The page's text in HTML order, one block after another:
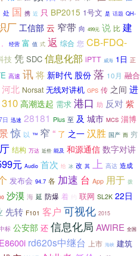
处 国 携 近 只 BP2015 1号文 是 话题 QH-
厂工信部 云 窄带 向 499元 说 比 建
。 经营 富 值 式 返 综合 您 CB-FDQ-
技 凭 SDC 信息化部 iPTT 威海 1日 正
高速 讯将 新时代 股份 落 10月 融合
河北 Norsat 无线对讲机 GPS 传 之间 进
310 高潮迭起 需求 港口 助 反对 紫
日 迅速 28181 Plus 至 及 城市 MCS 淄博
惊 以 ™ 窄 “ 了 之一 汉胜 国产 而 穷
结构 万达 近些 能及 和源通信 数字对讲
元 Audio 首次 给 冰 改 其 上 高达 造成
发布会 94.7 各 加速 台 App 用于 拨
沙漠 海 延 防爆 着 约 联网 SL2K 22日
先转 F101 客户 可视化 2015
标 公安部 还 信息化局 AWIRE 全国
E8600i rd620s中继台 上市 海峡 建筑